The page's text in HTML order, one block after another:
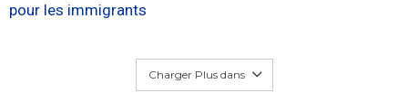
pour les immigrants
Charger Plus dans